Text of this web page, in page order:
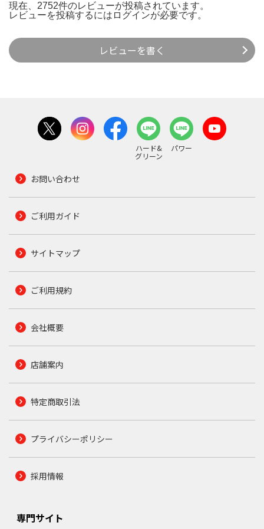
現在、2752件のレビューが投稿されています。
レビューを投稿するには ログインが必要です。
レビューを書く
ハード&
グリーン
パワー
お問い合わせ
ご利用ガイド
サイトマップ
ご利用規約
会社概要
店舗案内
特定商取引法
プライバシーポリシー
採用情報
専門サイト